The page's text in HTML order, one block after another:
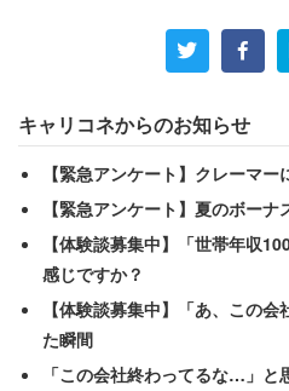
JR東日本
一日に1700万人が利用し、約
「JR東日本」。新卒を対象と
用では入社後、乗務員など鉄
を積み、将来は企画部門や現
を担うことも。
キャリコネからのお知らせ
【緊急アンケート】クレーマ
【緊急アンケート】夏のボーナ
【体験談募集中】「世帯年収
感じですか？
【体験談募集中】「あ、この
た瞬間
「この会社終わってるな…」